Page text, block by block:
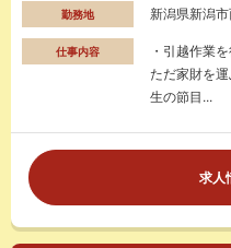
勤務地 新潟県新潟
仕事内容
・引越作業
ただ家財を
生の節目...
求人